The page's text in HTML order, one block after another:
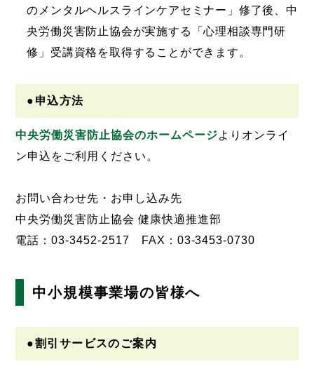
のメンタルヘルスラインケアセミナー」修了後、中
央労働災害防止協会が実施する「心理相談専門研
修」受講資格を取得することができます。
●申込方法
中央労働災害防止協会のホームページよりオンライ
ン申込をご利用ください。
お問い合わせ先・お申し込み先
中央労働災害防止協会 健康快適推進部
電話：03-3452-2517 FAX：03-3453-0730
中小規模事業場の皆様へ
●割引サービスのご案内